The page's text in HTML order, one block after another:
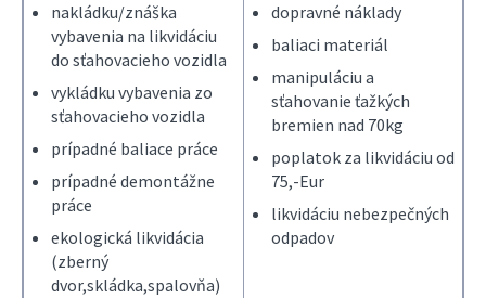
nakládku/znáška
vybavenia na likvidáciu
do sťahovacieho vozidla
vykládku vybavenia zo
sťahovacieho vozidla
prípadné baliace práce
prípadné demontážne
práce
ekologická likvidácia
(zberný
dvor,skládka,spalovňa)
dopravné náklady
baliaci materiál
manipuláciu a
sťahovanie ťažkých
bremien nad 70kg
poplatok za likvidáciu od
75,-Eur
likvidáciu nebezpečných
odpadov